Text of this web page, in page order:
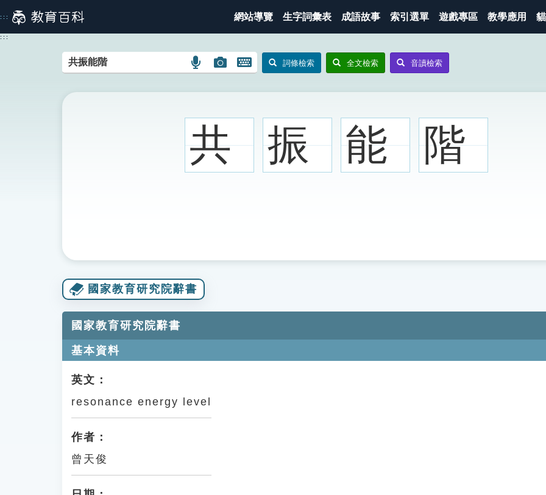
到
主
::: 網站導覽 生字詞彙表 成語故事 索引選單 遊戲專區 教學應用
:::
語
搜
圖
示
圖
搜
圖
示
開
鍵
圖
詞條檢索 全文檢索 音讀檢索
共 振 能 階
國家教育研究院辭書
國家教育研究院辭書
基本資料
英文：
resonance energy level
作者：
曾天俊